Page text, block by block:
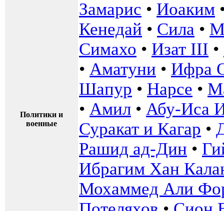
Политики и
военные
Замарис • Иоаким
Кенедай • Сила •
Симахо • Изат III •
• Аматуни • Ифра
Шапур • Нарсе •
• Амил • Абу-Иса
Суракат и Кагар •
Рашид ад-Дин •
Ибрагим Хан
Мохаммед Али